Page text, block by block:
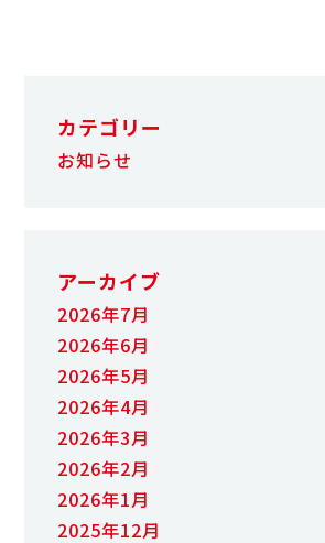
カテゴリー
お知らせ
アーカイブ
2026年7月
2026年6月
2026年5月
2026年4月
2026年3月
2026年2月
2026年1月
2025年12月